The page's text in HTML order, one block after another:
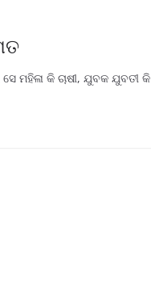
ମହିଳା କି ଚାଷୀ, ଯୁବକ ଯୁବତୀ କି